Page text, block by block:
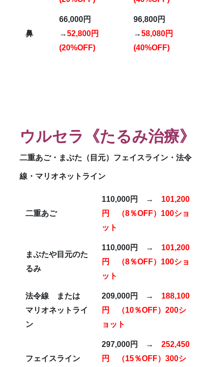
鼻
66,000円
→52,800円
(20%OFF)
96,800円
→58,080円
(40%OFF)
ウルセラ 《たるみ治療》
二重あご・まぶた（目元）フェイスライン・法令
線・マリオネットライン
二重あご
110,000円 → 101,200
円 （8％OFF）100ショ
ット
まぶたや目元のた
るみ
110,000円 → 101,200
円 （8％OFF）100ショ
ット
法令線 または
マリオネットライ
ン
209,000円 → 188,100
円 （10％OFF）200シ
ョット
フェイスライン
297,000円 → 252,450
円 （15％OFF）300シ